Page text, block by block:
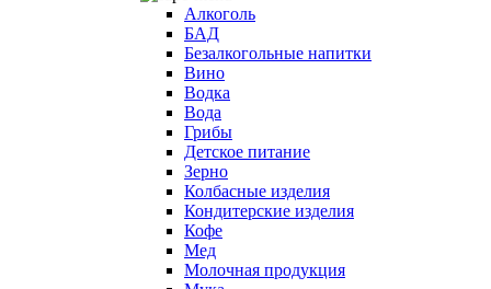
Алкоголь
БАД
Безалкогольные напитки
Вино
Водка
Вода
Грибы
Детское питание
Зерно
Колбасные изделия
Кондитерские изделия
Кофе
Мед
Молочная продукция